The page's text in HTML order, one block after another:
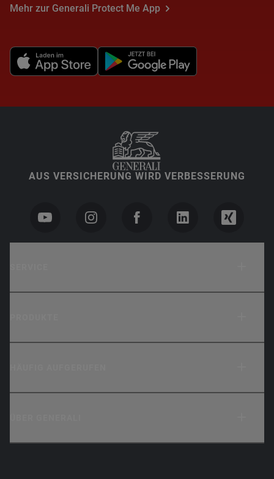
Mehr zur Generali Protect Me App
AUS VERSICHERUNG WIRD VERBESSERUNG